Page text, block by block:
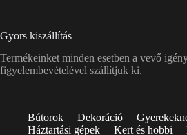
Gyors kiszállítás
Termékeinket minden esetben a vevő
figyelembevételével szállítjuk ki.
Bútorok Dekoráció
Háztartási gépek
Kert és hobbi